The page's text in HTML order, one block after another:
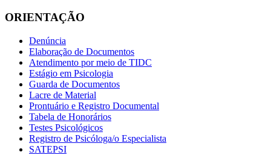
ORIENTAÇÃO
Denúncia
Elaboração de Documentos
Atendimento por meio de TIDC
Estágio em Psicologia
Guarda de Documentos
Lacre de Material
Prontuário e Registro Documental
Tabela de Honorários
Testes Psicológicos
Registro de Psicóloga/o Especialista
SATEPSI